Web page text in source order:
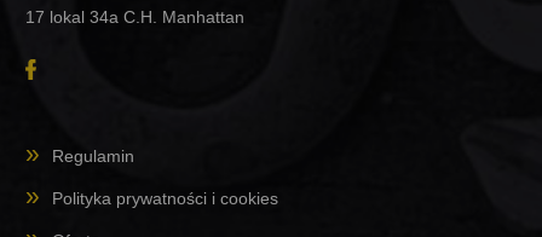
17 lokal 34a C.H. Manhattan
Regulamin
Polityka prywatności i cookies